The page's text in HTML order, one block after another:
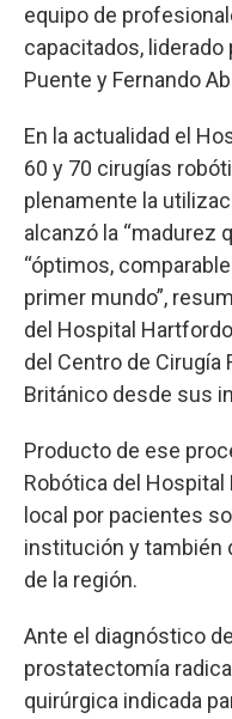
equipo de
capacitados,
Puente y Fernando
En la actualidad el
60 y 70 cirugías
plenamente la
alcanzó la “madurez
“óptimos,
primer mundo”,
del Hospital
del Centro de Cirugía
Británico desde sus
Producto de ese
Robótica del Hospital
local por pacientes
institución y también
de la región.
Ante el diagnóstico
prostatectomía
quirúrgica indicada